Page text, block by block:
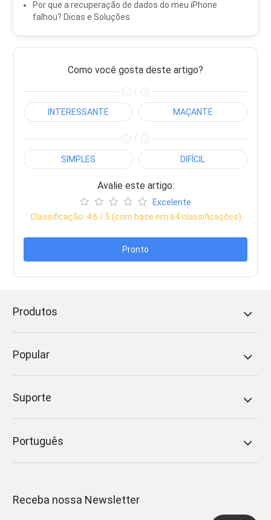
Por que a recuperação de dados do meu iPhone
falhou? Dicas e Soluções
Como você gosta deste artigo?
/
INTERESSANTE MAÇANTE
/
SIMPLES DIFÍCIL
Avalie este artigo:
Excelente
Classificação: 4.6 / 5 (com base em 64classificações)
Pronto
Produtos
Popular
Suporte
Português
Receba nossa Newsletter